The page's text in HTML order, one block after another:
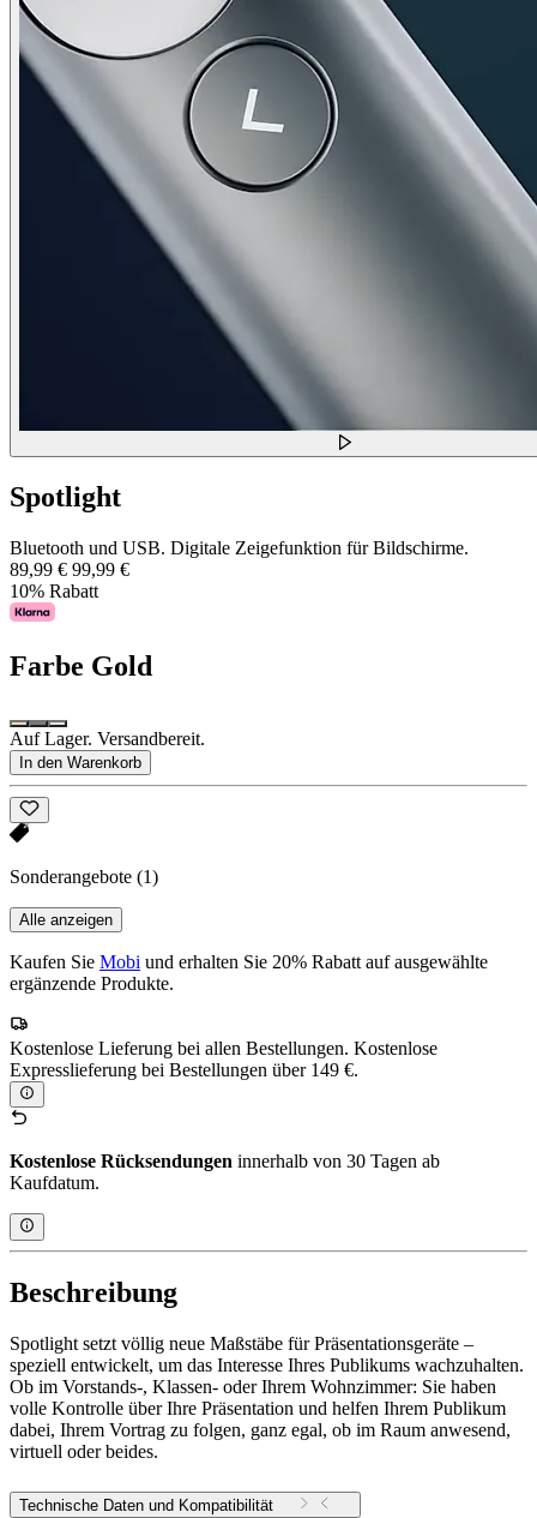
Spotlight
Bluetooth und USB. Digitale Zeigefunktion für Bildschirme.
89,99 € 99,99 €
10% Rabatt
Farbe Gold
Auf Lager. Versandbereit.
In den Warenkorb
Sonderangebote (1)
Alle anzeigen
Kaufen Sie Mobi und erhalten Sie 20% Rabatt auf ausgewählte
ergänzende Produkte.
Kostenlose Lieferung bei allen Bestellungen. Kostenlose
Expresslieferung bei Bestellungen über 149 €.
Kostenlose Rücksendungen innerhalb von 30 Tagen ab
Kaufdatum.
Beschreibung
Spotlight setzt völlig neue Maßstäbe für Präsentationsgeräte –
speziell entwickelt, um das Interesse Ihres Publikums wachzuhalten.
Ob im Vorstands-, Klassen- oder Ihrem Wohnzimmer: Sie haben
volle Kontrolle über Ihre Präsentation und helfen Ihrem Publikum
dabei, Ihrem Vortrag zu folgen, ganz egal, ob im Raum anwesend,
virtuell oder beides.
Technische Daten und Kompatibilität